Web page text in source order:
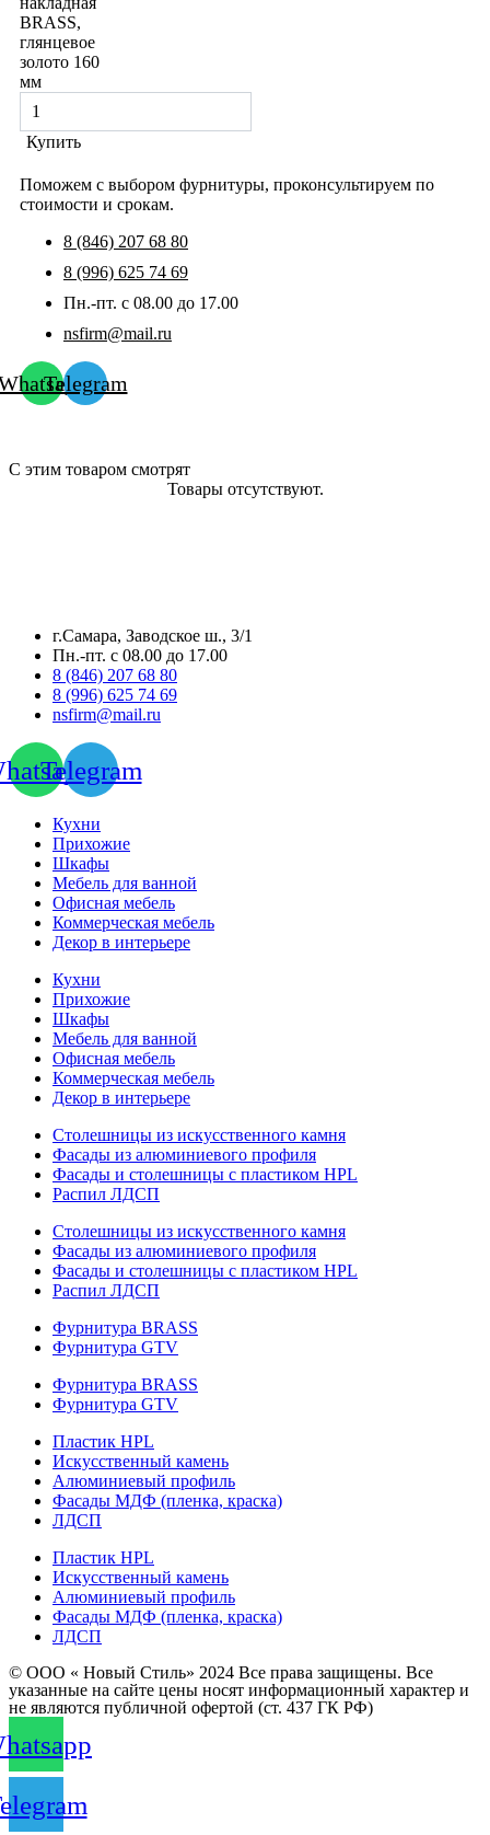
BRASS,
глянцевое
золото 160
мм
Купить
Поможем с выбором фурнитуры, проконсультируем по
стоимости и срокам.
8 (846) 207 68 80
8 (996) 625 74 69
Пн.-пт. с 08.00 до 17.00
nsfirm@mail.ru
Telegram
С этим товаром смотрят
Товары отсутствуют.
г.Самара, Заводское ш., 3/1
Пн.-пт. с 08.00 до 17.00
8 (846) 207 68 80
8 (996) 625 74 69
nsfirm@mail.ru
Telegram
Кухни
Прихожие
Шкафы
Мебель для ванной
Офисная мебель
Коммерческая мебель
Декор в интерьере
Кухни
Прихожие
Шкафы
Мебель для ванной
Офисная мебель
Коммерческая мебель
Декор в интерьере
Столешницы из искусственного камня
Фасады из алюминиевого профиля
Фасады и столешницы с пластиком HPL
Распил ЛДСП
Столешницы из искусственного камня
Фасады из алюминиевого профиля
Фасады и столешницы с пластиком HPL
Распил ЛДСП
Фурнитура BRASS
Фурнитура GTV
Фурнитура BRASS
Фурнитура GTV
Пластик HPL
Искусственный камень
Алюминиевый профиль
Фасады МДФ (пленка, краска)
ЛДСП
Пластик HPL
Искусственный камень
Алюминиевый профиль
Фасады МДФ (пленка, краска)
ЛДСП
© ООО « Новый Стиль» 2024 Все права защищены. Все
указанные на сайте цены носят информационный характер и
не являются публичной офертой (ст. 437 ГК РФ)